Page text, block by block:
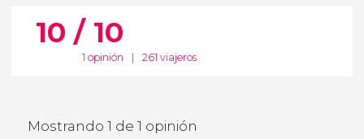
10 / 10
1 opinión 261 viajeros
Mostrando 1 de 1 opinión